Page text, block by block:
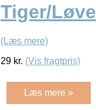
Tiger/Løve
(Læs mere)
29 kr. (Vis fragtpris)
Læs mere »